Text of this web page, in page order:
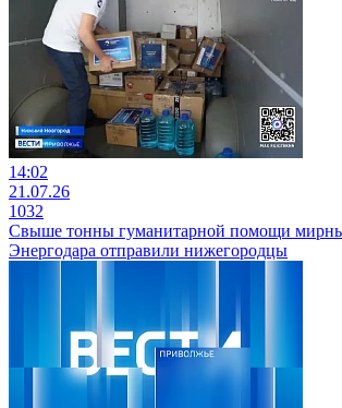
14:02
21.07.26
1032
Свыше тонны гуманитарной помощи
Энергодара отправили нижегородцы